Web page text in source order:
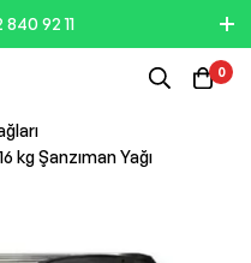
92 11
0
kg Şanzıman Yağı